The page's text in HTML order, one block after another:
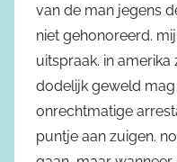
van de man jegens
niet gehonoreerd.
uitspraak. in amerika
dodelijk geweld
onrechtmatige
puntje aan zuigen.